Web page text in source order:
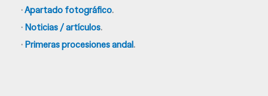
·Apartado fotográfico.
· Noticias / artículos.
· Primeras procesiones andal.